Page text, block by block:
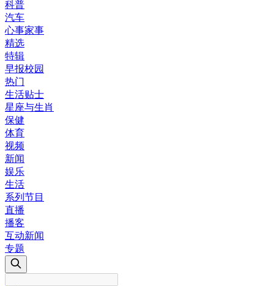
科普
汽车
心事家事
精选
特辑
早报校园
热门
生活贴士
星座与生肖
保健
体育
视频
新闻
娱乐
生活
系列节目
直播
播客
互动新闻
专题